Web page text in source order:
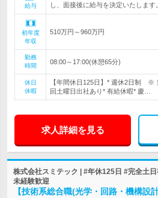
給与
し、面接後に給与を決定いたします。
初年度
年収
510万円～960万円
勤務
時間
08:00～17:00(休憩65分)
休日
休暇
【年間休日125日】* 週休2日制 ※
回土曜日出社あり* 有給休暇* 慶…
求人詳細を見る
株式会社スミテック | #年休125日 #完全土
未経験歓迎
【技術系総合職(光学・回路・機構